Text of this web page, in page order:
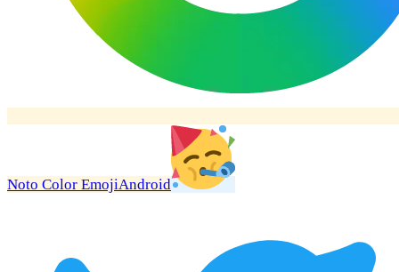
Noto Color EmojiAndroid